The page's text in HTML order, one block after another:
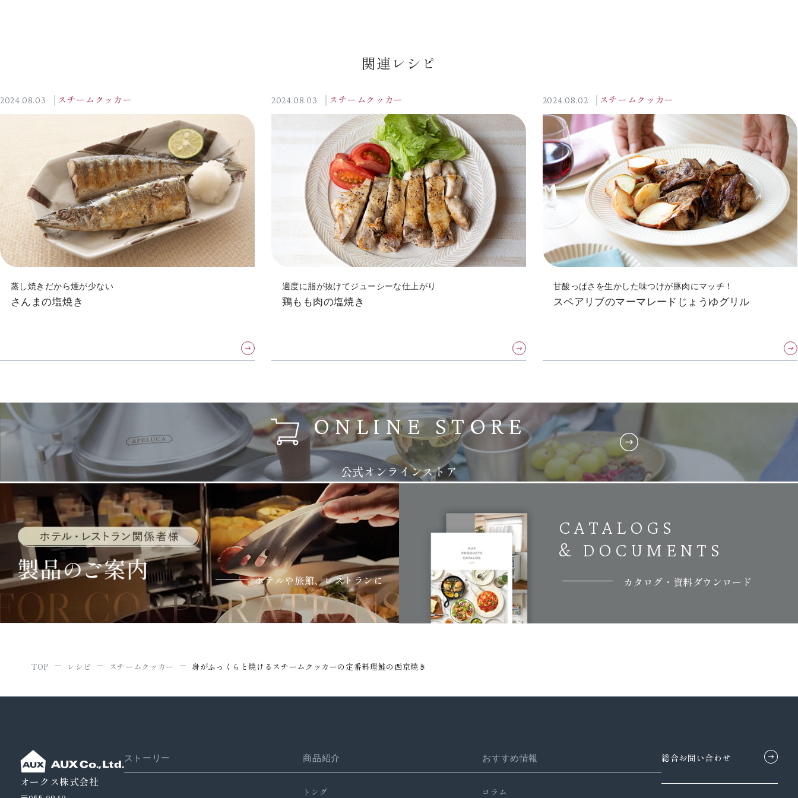
関連レシピ
2024.08.03 スチームクッカー
蒸し焼きだから煙が少ない
さんまの塩焼き
2024.08.03 スチームクッカー
適度に脂が抜けてジューシーな仕上がり
鶏もも肉の塩焼き
2024.08.02 スチームクッカー
甘酸っぱさを生かした味つけが豚肉にマッチ！
スペアリブのマーマレードじょうゆグリル
ONLINE STORE
公式オンラインストア
ホテルや旅館、レストランに
CATALOGS
& DOCUMENTS
カタログ・資料ダウンロード
TOP レシピ スチームクッカー 身がふっくらと焼けるスチームクッカーの定番料理鮭の西京焼き
オークス株式会社
ストーリー 商品紹介
トング
おすすめ情報
コラム
総合お問い合わせ